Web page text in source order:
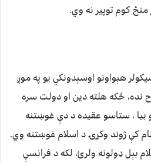
کوم توپیر نه وي.
هېواونو اوسېدونکي یو په موږ
ځکه هلته دین او دولت سره
بیا ، ستاسو عقیده د دې غوښتنه
کې ژوند وکړۍ د اسلام غوښتنه وي.
بېل ډولونه ولرئ، لکه د فرانسې